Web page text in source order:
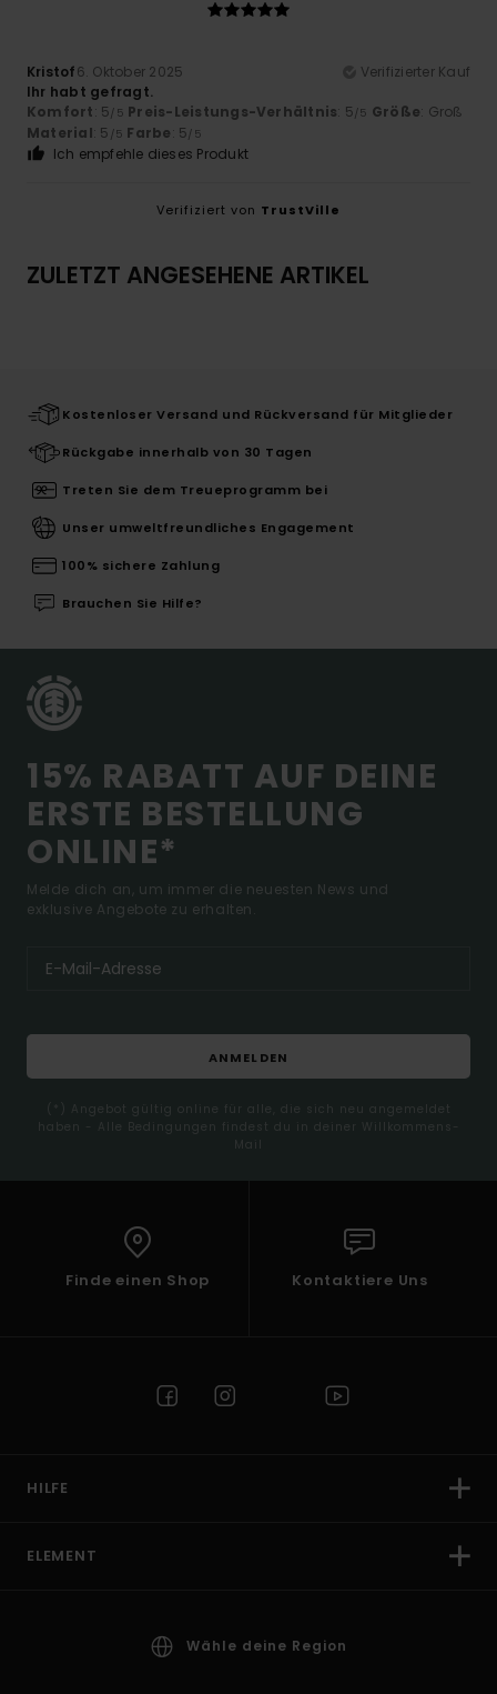
Kristof6. Oktober 2025
Verifizierter Kauf
Ihr habt gefragt.
Komfort: 5/5 Preis-Leistungs-Verhältnis: 5/5 Größe: Groß
Material: 5 /5 Farbe: 5/5
Ich empfehle dieses Produkt
Verifiziert von TrustVille
ZULETZT ANGESEHENE ARTIKEL
Kostenloser Versand und Rückversand für Mitglieder
Rückgabe innerhalb von 30 Tagen
Treten Sie dem Treueprogramm bei
Unser umweltfreundliches Engagement
100% sichere Zahlung
Brauchen Sie Hilfe?
15% RABATT AUF DEINE
ERSTE BESTELLUNG
ONLINE*
Melde dich an, um immer die neuesten News und
exklusive Angebote zu erhalten.
ANMELDEN
(*) Angebot gültig online für alle, die sich neu angemeldet
haben - Alle Bedingungen findest du in deiner Willkommens-
Mail
Finde einen Shop Kontaktiere Uns
HILFE
ELEMENT
Wähle deine Region